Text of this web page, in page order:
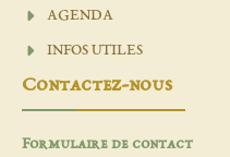
AGENDA
INFOS UTILES
Contactez-nous
Formulaire de contact